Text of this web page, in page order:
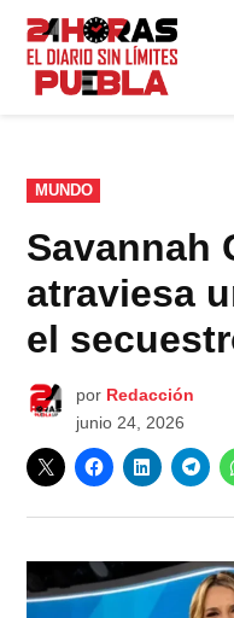
Saltar
contenido
PUBLICADO
EN
MUNDO
Savannah
atraviesa
el
por Redacción
junio 24, 2026